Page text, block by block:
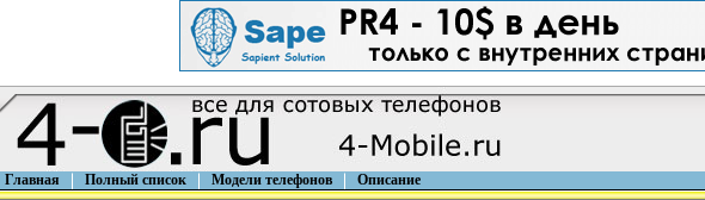
Главная Полный список Модели телефонов Описание